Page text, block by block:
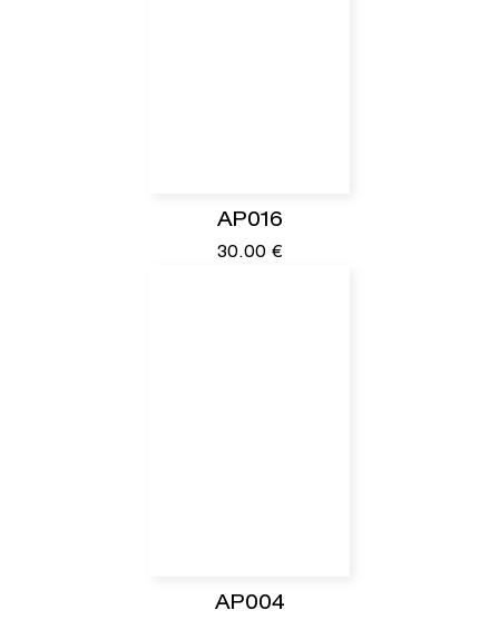
AP016
30.00 €
AP004